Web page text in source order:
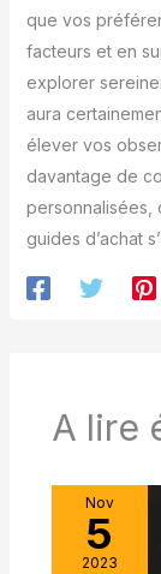
que vos
facteurs et en
explorer
aura
élever vos
davantage de
personnalisées,
guides d’achat
A lire
Nov
5
2023